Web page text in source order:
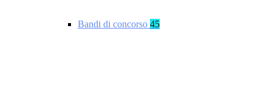
Bandi di concorso 45